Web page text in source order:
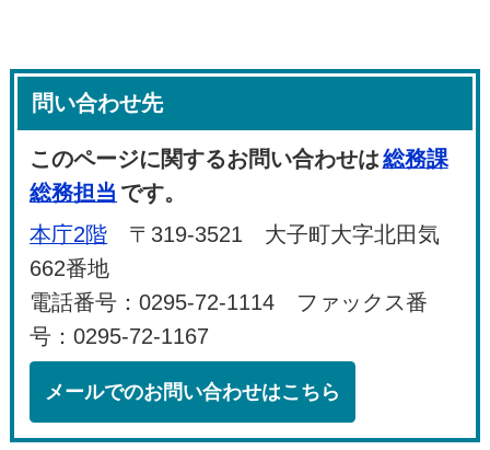
問い合わせ先
このページに関するお問い合わせは総務課
総務担当 です。
本庁2階 〒319-3521 大子町大字北田気
662番地
電話番号：0295-72-1114 ファックス番
号：0295-72-1167
メールでのお問い合わせはこちら